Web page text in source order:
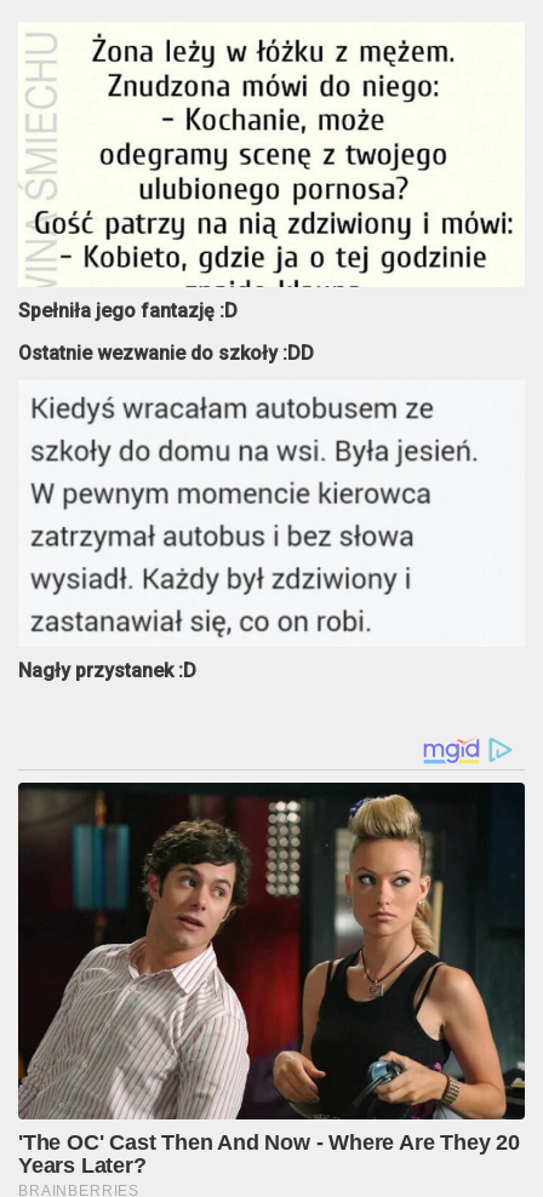
Spełniła jego fantazję :D
Ostatnie wezwanie do szkoły :DD
Nagły przystanek :D